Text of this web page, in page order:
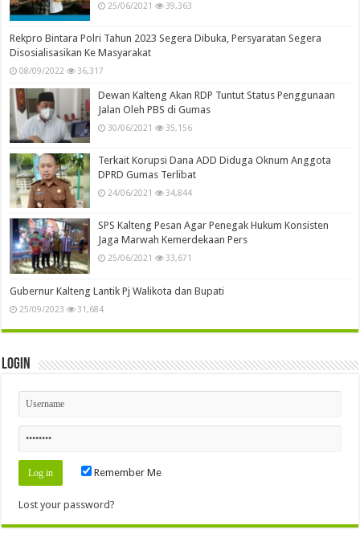
25/06/2021 39,363
Rekpro Bintara Polri Tahun 2023 Segera Dibuka, Persyaratan Segera
Disosialisasikan Ke Masyarakat
08/09/2022 36,317
Dewan Kalteng Akan RDP Tuntut Status Penggunaan
Jalan Oleh PBS di Gumas
30/06/2021 35,156
Terkait Korupsi Dana ADD Diduga Oknum Anggota
DPRD Gumas Terlibat
24/06/2021 34,844
SPS Kalteng Pesan Agar Penegak Hukum Konsisten
Jaga Marwah Kemerdekaan Pers
25/06/2021 33,671
Gubernur Kalteng Lantik Pj Walikota dan Bupati
25/09/2023 31,684
Login
Remember Me
Lost your password?